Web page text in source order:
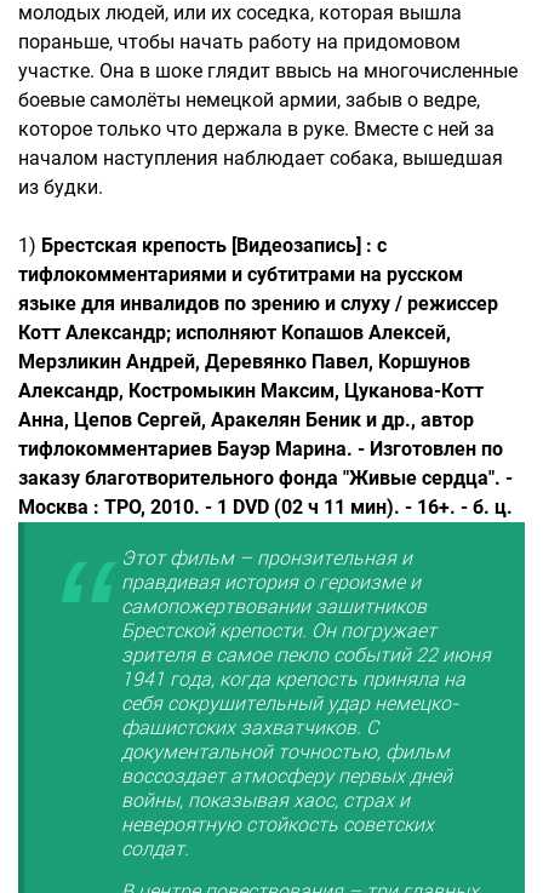
молодых людей, или их соседка, которая вышла
пораньше, чтобы начать работу на придомовом
участке. Она в шоке глядит ввысь на многочисленные
боевые самолёты немецкой армии, забыв о ведре,
которое только что держала в руке. Вместе с ней за
началом наступления наблюдает собака, вышедшая
из будки.
1) Брестская крепость [Видеозапись] : с
тифлокомментариями и субтитрами на русском
языке для инвалидов по зрению и слуху / режиссер
Котт Александр; исполняют Копашов Алексей,
Мерзликин Андрей, Деревянко Павел, Коршунов
Александр, Костромыкин Максим, Цуканова-Котт
Анна, Цепов Сергей, Аракелян Беник и др., автор
тифлокомментариев Бауэр Марина. - Изготовлен по
заказу благотворительного фонда "Живые сердца". -
Москва : ТРО, 2010. - 1 DVD (02 ч 11 мин). - 16+. - б. ц.
Этот фильм – пронзительная и
правдивая история о героизме и
самопожертвовании защитников
Брестской крепости. Он погружает
зрителя в самое пекло событий 22 июня
1941 года, когда крепость приняла на
себя сокрушительный удар немецко-
фашистских захватчиков. С
документальной точностью, фильм
воссоздает атмосферу первых дней
войны, показывая хаос, страх и
невероятную стойкость советских
солдат.